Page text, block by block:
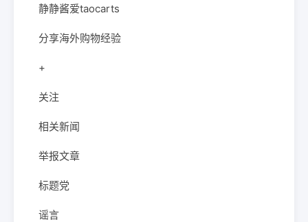
静静酱爱taocarts
分享海外购物经验
+
关注
相关新闻
举报文章
标题党
谣言